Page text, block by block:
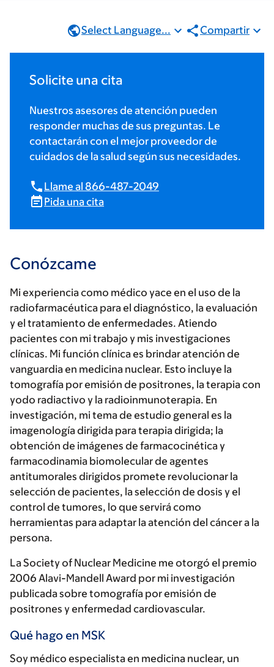
Select Language... Compartir
Solicite una cita
Nuestros asesores de atención pueden
responder muchas de sus preguntas. Le
contactarán con el mejor proveedor de
cuidados de la salud según sus necesidades.
Llame al 866-487-2049
Pida una cita
Conózcame
Mi experiencia como médico yace en el uso de la
radiofarmacéutica para el diagnóstico, la evaluación
y el tratamiento de enfermedades. Atiendo
pacientes con mi trabajo y mis investigaciones
clínicas. Mi función clínica es brindar atención de
vanguardia en medicina nuclear. Esto incluye la
tomografía por emisión de positrones, la terapia con
yodo radiactivo y la radioinmunoterapia. En
investigación, mi tema de estudio general es la
imagenología dirigida para terapia dirigida; la
obtención de imágenes de farmacocinética y
farmacodinamia biomolecular de agentes
antitumorales dirigidos promete revolucionar la
selección de pacientes, la selección de dosis y el
control de tumores, lo que servirá como
herramientas para adaptar la atención del cáncer a la
persona.
La Society of Nuclear Medicine me otorgó el premio
2006 Alavi-Mandell Award por mi investigación
publicada sobre tomografía por emisión de
positrones y enfermedad cardiovascular.
Qué hago en MSK
Soy médico especialista en medicina nuclear, un